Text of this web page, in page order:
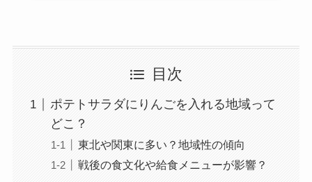
目次
ポテトサラダにりんごを入れる地域って
どこ？
東北や関東に多い？地域性の傾向
戦後の食文化や給食メニューが影響？